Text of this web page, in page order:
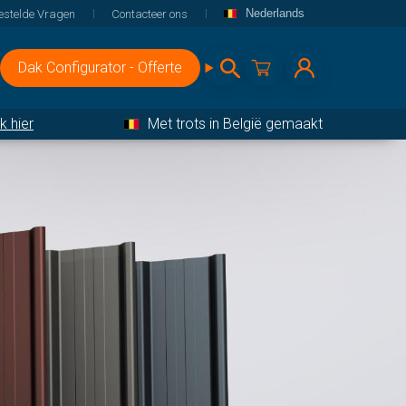
Dak Configurator - Offerte
Vragen Contacteer ons Nederlands
hier Met trots in België gemaakt